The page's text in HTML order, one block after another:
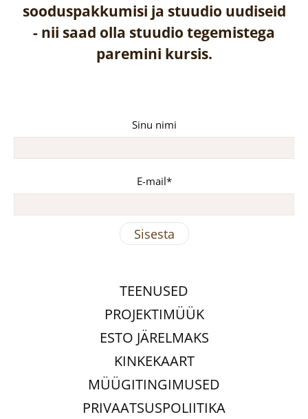
sooduspakkumisi ja stuudio uudiseid
- nii saad olla stuudio tegemistega
paremini kursis.
Sinu nimi
E-mail
TEENUSED
PROJEKTIMÜÜK
ESTO JÄRELMAKS
KINKEKAART
MÜÜGITINGIMUSED
PRIVAATSUSPOLIITIKA